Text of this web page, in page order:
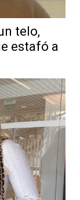
telo,
estafó a